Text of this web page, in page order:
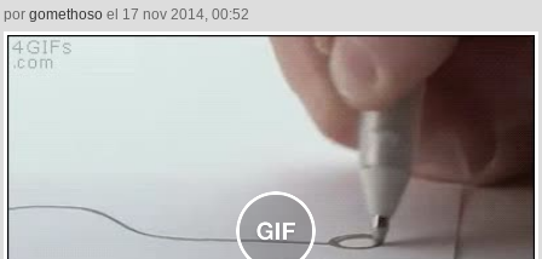
por gomethoso el 17 nov 2014, 00:52